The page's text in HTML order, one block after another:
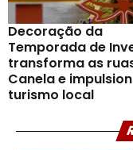
Decoração da
Temporada de
transforma as
Canela e
turismo local